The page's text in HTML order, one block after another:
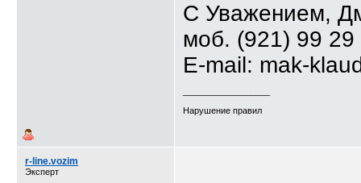
С Уважением,
моб. (921) 99 29
E-mail: mak-
Нарушение правил
r-line.vozim
Эксперт